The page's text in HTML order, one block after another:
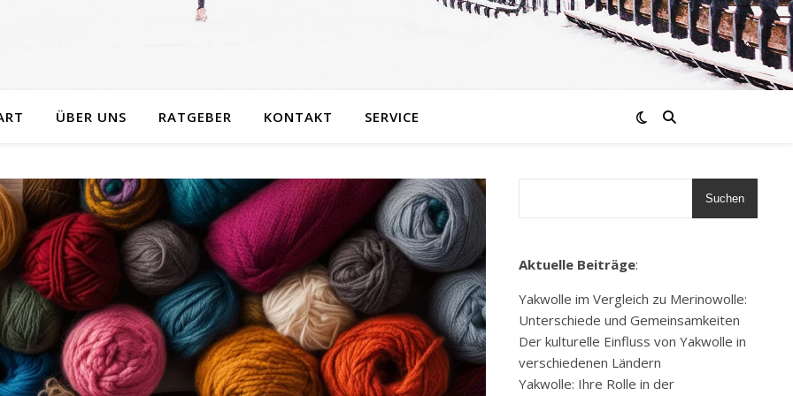
ÜBER UNS RATGEBER KONTAKT SERVICE
Suchen
Aktuelle Beiträge:
Yakwolle im Vergleich zu Merinowolle:
Unterschiede und Gemeinsamkeiten
Der kulturelle Einfluss von Yakwolle in
verschiedenen Ländern
Yakwolle: Ihre Rolle in der